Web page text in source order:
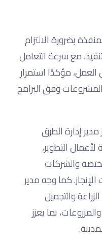
بضرورة الالتزام
مع سرعة التعامل
مؤكدًا استمرار
المشروعات وفق البرامج
إدارة الطرق
التطوير،
والشركات
كما وجه مدير
والتجميل
بما يعزز